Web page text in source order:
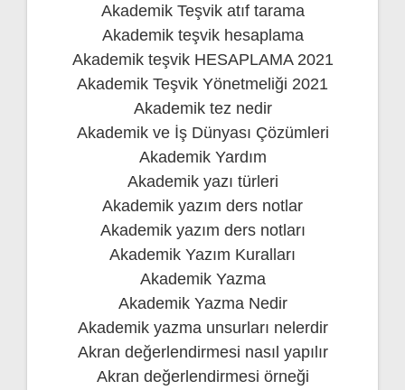
Akademik Teşvik atıf tarama
Akademik teşvik hesaplama
Akademik teşvik HESAPLAMA 2021
Akademik Teşvik Yönetmeliği 2021
Akademik tez nedir
Akademik ve İş Dünyası Çözümleri
Akademik Yardım
Akademik yazı türleri
Akademik yazım ders notlar
Akademik yazım ders notları
Akademik Yazım Kuralları
Akademik Yazma
Akademik Yazma Nedir
Akademik yazma unsurları nelerdir
Akran değerlendirmesi nasıl yapılır
Akran değerlendirmesi örneği